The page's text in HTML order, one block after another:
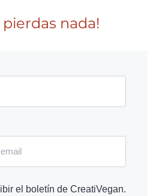
pierdas nada!
el boletín de CreatiVegan.